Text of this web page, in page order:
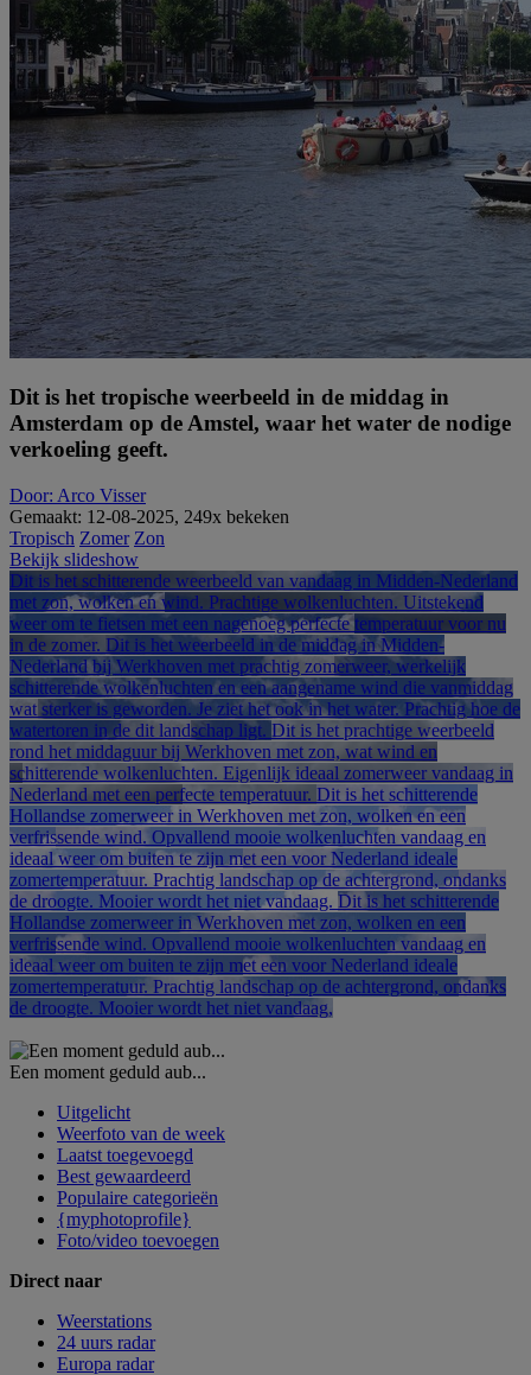
Dit is het tropische weerbeeld in de middag in
Amsterdam op de Amstel, waar het water de nodige
verkoeling geeft.
Door: Arco Visser
Gemaakt: 12-08-2025, 249x bekeken
Tropisch Zomer Zon
Bekijk slideshow
Dit is het schitterende weerbeeld van vandaag in Midden-Nederland
met zon, wolken en wind. Prachtige wolkenluchten. Uitstekend
weer om te fietsen met een nagenoeg perfecte temperatuur voor nu
in de zomer. Dit is het weerbeeld in de middag in Midden-
Nederland bij Werkhoven met prachtig zomerweer, werkelijk
schitterende wolkenluchten en een aangename wind die vanmiddag
wat sterker is geworden. Je ziet het ook in het water. Prachtig hoe de
watertoren in de dit landschap ligt. Dit is het prachtige weerbeeld
rond het middaguur bij Werkhoven met zon, wat wind en
schitterende wolkenluchten. Eigenlijk ideaal zomerweer vandaag in
Nederland met een perfecte temperatuur. Dit is het schitterende
Hollandse zomerweer in Werkhoven met zon, wolken en een
verfrissende wind. Opvallend mooie wolkenluchten vandaag en
ideaal weer om buiten te zijn met een voor Nederland ideale
zomertemperatuur. Prachtig landschap op de achtergrond, ondanks
de droogte. Mooier wordt het niet vandaag. Dit is het schitterende
Hollandse zomerweer in Werkhoven met zon, wolken en een
verfrissende wind. Opvallend mooie wolkenluchten vandaag en
ideaal weer om buiten te zijn met een voor Nederland ideale
zomertemperatuur. Prachtig landschap op de achtergrond, ondanks
de droogte. Mooier wordt het niet vandaag,
Een moment geduld aub...
Uitgelicht
Weerfoto van de week
Laatst toegevoegd
Best gewaardeerd
Populaire categorieën
{myphotoprofile}
Foto/video toevoegen
Direct naar
Weerstations
24 uurs radar
Europa radar